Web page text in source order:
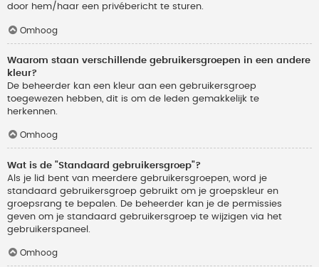
door hem/haar een privébericht te sturen.
Omhoog
Waarom staan verschillende gebruikersgroepen in een andere
kleur?
De beheerder kan een kleur aan een gebruikersgroep
toegewezen hebben, dit is om de leden gemakkelijk te
herkennen.
Omhoog
Wat is de "Standaard gebruikersgroep"?
Als je lid bent van meerdere gebruikersgroepen, word je
standaard gebruikersgroep gebruikt om je groepskleur en
groepsrang te bepalen. De beheerder kan je de permissies
geven om je standaard gebruikersgroep te wijzigen via het
gebruikerspaneel.
Omhoog